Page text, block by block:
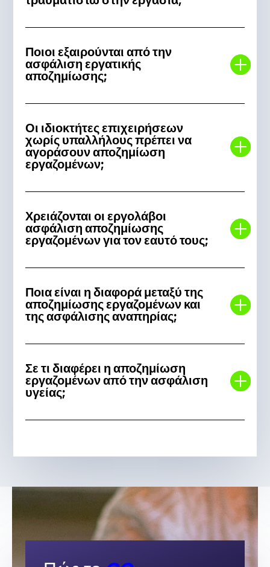
Ποιοι εξαιρούνται από την
ασφάλιση εργατικής
αποζημίωσης;
Οι ιδιοκτήτες επιχειρήσεων
χωρίς υπαλλήλους πρέπει να
αγοράσουν αποζημίωση
εργαζομένων;
Χρειάζονται οι εργολάβοι
ασφάλιση αποζημίωσης
εργαζομένων για τον εαυτό τους;
Ποια είναι η διαφορά μεταξύ της
αποζημίωσης εργαζομένων και
της ασφάλισης αναπηρίας;
Σε τι διαφέρει η αποζημίωση
εργαζομένων από την ασφάλιση
υγείας;